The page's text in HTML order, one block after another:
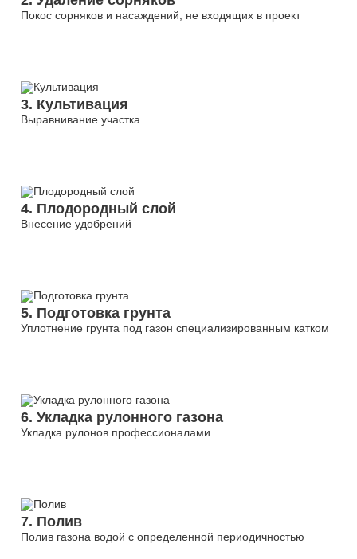
Покос сорняков и насаждений, не входящих в проект
3. Культивация
Выравнивание участка
4. Плодородный слой
Внесение удобрений
5. Подготовка грунта
Уплотнение грунта под газон специализированным катком
6. Укладка рулонного газона
Укладка рулонов профессионалами
7. Полив
Полив газона водой с определенной периодичностью